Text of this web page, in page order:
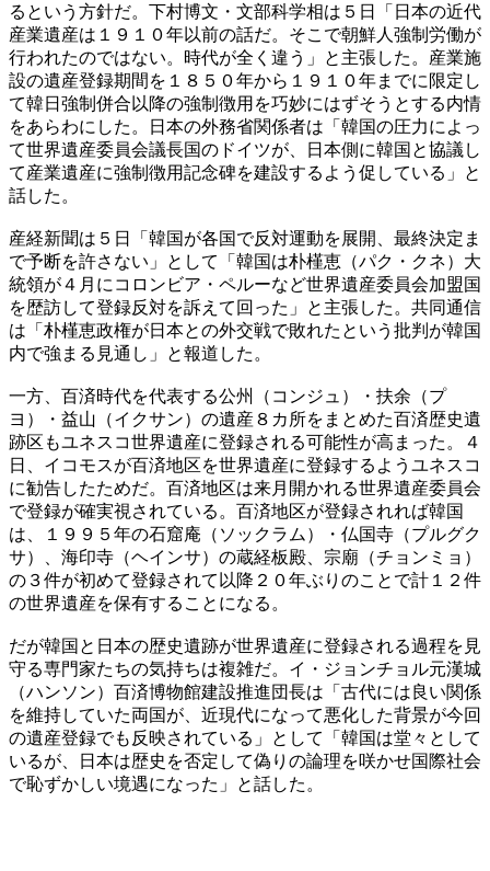
るという方針だ。下村博文・文部科学相は５日「日本の近代
産業遺産は１９１０年以前の話だ。そこで朝鮮人強制労働が
行われたのではない。時代が全く違う」と主張した。産業施
設の遺産登録期間を１８５０年から１９１０年までに限定し
て韓日強制併合以降の強制徴用を巧妙にはずそうとする内情
をあらわにした。日本の外務省関係者は「韓国の圧力によっ
て世界遺産委員会議長国のドイツが、日本側に韓国と協議し
て産業遺産に強制徴用記念碑を建設するよう促している」と
話した。
産経新聞は５日「韓国が各国で反対運動を展開、最終決定ま
で予断を許さない」として「韓国は朴槿恵（パク・クネ）大
統領が４月にコロンビア・ペルーなど世界遺産委員会加盟国
を歴訪して登録反対を訴えて回った」と主張した。共同通信
は「朴槿恵政権が日本との外交戦で敗れたという批判が韓国
内で強まる見通し」と報道した。
一方、百済時代を代表する公州（コンジュ）・扶余（プ
ヨ）・益山（イクサン）の遺産８カ所をまとめた百済歴史遺
跡区もユネスコ世界遺産に登録される可能性が高まった。４
日、イコモスが百済地区を世界遺産に登録するようユネスコ
に勧告したためだ。百済地区は来月開かれる世界遺産委員会
で登録が確実視されている。百済地区が登録されれば韓国
は、１９９５年の石窟庵（ソックラム）・仏国寺（プルグク
サ）、海印寺（ヘインサ）の蔵経板殿、宗廟（チョンミョ）
の３件が初めて登録されて以降２０年ぶりのことで計１２件
の世界遺産を保有することになる。
だが韓国と日本の歴史遺跡が世界遺産に登録される過程を見
守る専門家たちの気持ちは複雑だ。イ・ジョンチョル元漢城
（ハンソン）百済博物館建設推進団長は「古代には良い関係
を維持していた両国が、近現代になって悪化した背景が今回
の遺産登録でも反映されている」として「韓国は堂々として
いるが、日本は歴史を否定して偽りの論理を咲かせ国際社会
で恥ずかしい境遇になった」と話した。